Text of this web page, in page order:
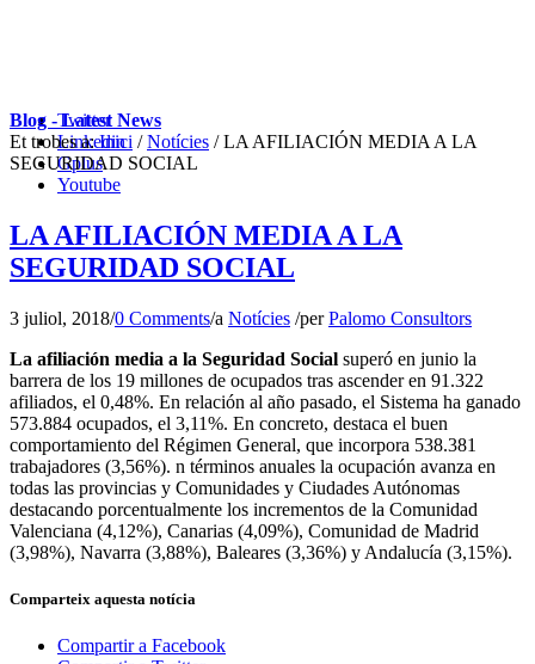
Twitter
Linkedin
Gplus
Youtube
Blog - Latest News
Et trobes a: Inici / Notícies / LA AFILIACIÓN MEDIA A LA
SEGURIDAD SOCIAL
LA AFILIACIÓN MEDIA A LA
SEGURIDAD SOCIAL
3 juliol, 2018/0 Comments/a Notícies /perPalomo Consultors
La afiliación media a la Seguridad Social superó en junio la
barrera de los 19 millones de ocupados tras ascender en 91.322
afiliados, el 0,48%. En relación al año pasado, el Sistema ha ganado
573.884 ocupados, el 3,11%. En concreto, destaca el buen
comportamiento del Régimen General, que incorpora 538.381
trabajadores (3,56%). n términos anuales la ocupación avanza en
todas las provincias y Comunidades y Ciudades Autónomas
destacando porcentualmente los incrementos de la Comunidad
Valenciana (4,12%), Canarias (4,09%), Comunidad de Madrid
(3,98%), Navarra (3,88%), Baleares (3,36%) y Andalucía (3,15%).
Comparteix aquesta notícia
Compartir a Facebook